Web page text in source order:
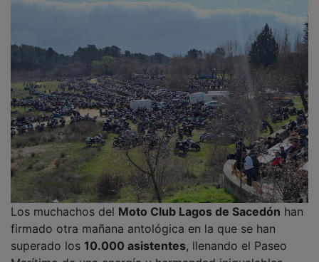
Los muchachos delMoto Club Lagos de Sacedónhan
firmado otra mañana antológica en la que se han
superado los10.000 asistentes , llenando el Paseo
Marítimo de una energía y hermandad inigualables.